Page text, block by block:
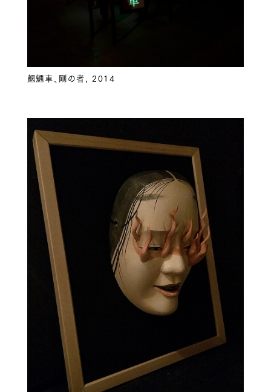
魍魎車、剛の者, 2014